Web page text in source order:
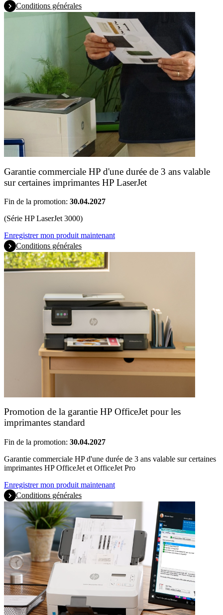
Conditions générales
Garantie commerciale HP d'une durée de 3 ans valable
sur certaines imprimantes HP LaserJet
Fin de la promotion: 30.04.2027
(Série HP LaserJet 3000)
Enregistrer mon produit maintenant
Conditions générales
Promotion de la garantie HP OfficeJet pour les
imprimantes standard
Fin de la promotion: 30.04.2027
Garantie commerciale HP d'une durée de 3 ans valable sur certaines
imprimantes HP OfficeJet et OfficeJet Pro
Enregistrer mon produit maintenant
Conditions générales